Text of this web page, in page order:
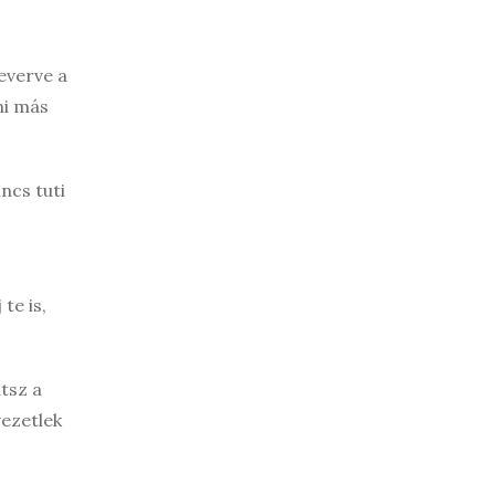
a
más
tuti
te is,
a